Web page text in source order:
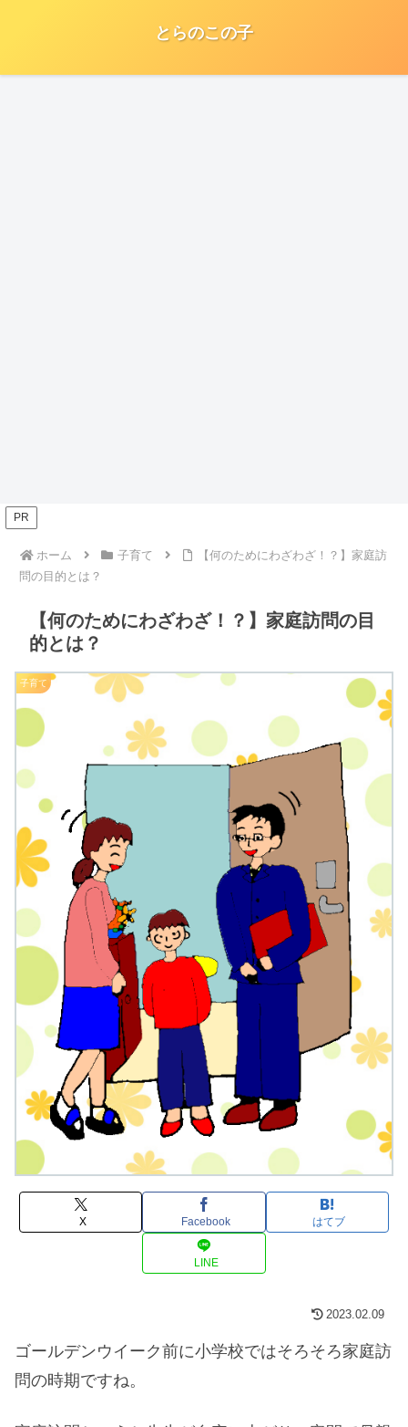
とらのこの子
PR
ホーム 子育て
【何のためにわざわざ！？】家庭訪
問の目的とは？
【何のためにわざわざ！？】家庭訪問の目
的とは？
子育て
X Facebook はてブ
LINE
2023.02.09
ゴールデンウイーク前に小学校ではそろそろ家庭訪
問の時期ですね。